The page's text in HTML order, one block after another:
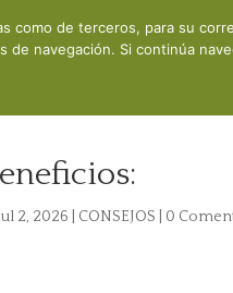
Inicio Acerca de mí
2, 2026 CONSEJOS 0
como de terceros, para su
navegación. Si continúa